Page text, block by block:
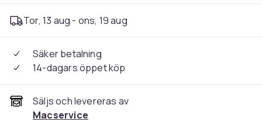
Tor, 13 aug - ons, 19 aug
Säker betalning
14-dagars öppet köp
Säljs och levereras av
Macservice